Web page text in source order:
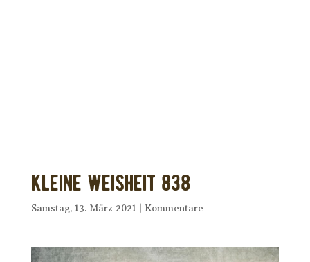
Kleine Weisheit 838
Samstag, 13. März 2021 Kommentare